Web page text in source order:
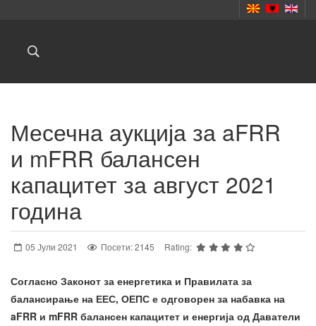
Месечна аукција за aFRR
и mFRR балансен
капацитет за август 2021
година
05 Јули 2021 Посети: 2145 Rating:
Согласно Законот за енергетика и Правилата за
балансирање на ЕЕС, ОЕПС е одговорен за набавка на
aFRR и mFRR балансен капацитет и енергија од Даватели